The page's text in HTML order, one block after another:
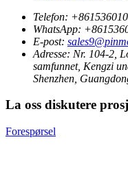
Telefon:
WhatsApp:
E-post:
Adresse: Nr. 104-2,
samfunnet, Kengzi
Shenzhen,
La oss diskutere
Forespørsel